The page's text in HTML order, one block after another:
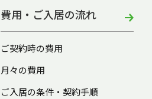
費用・ご入居の流れ
ご契約時の費用
月々の費用
ご入居の条件・契約手順